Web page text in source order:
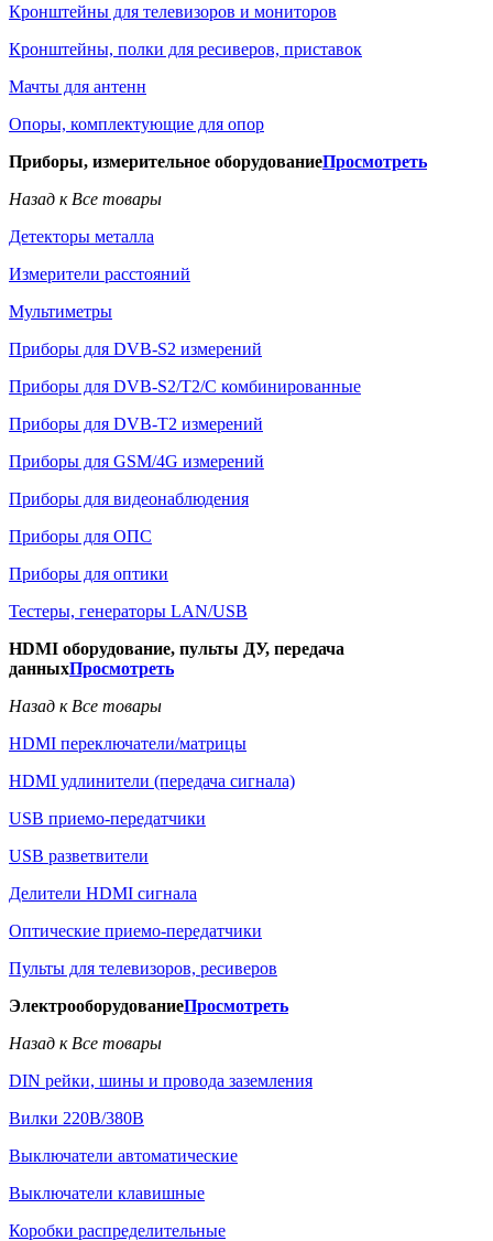
Кронштейны для телевизоров и мониторов
Кронштейны, полки для ресиверов, приставок
Мачты для антенн
Опоры, комплектующие для опор
Приборы, измерительное оборудованиеПросмотреть
Назад к Все товары
Детекторы металла
Измерители расстояний
Мультиметры
Приборы для DVB-S2 измерений
Приборы для DVB-S2/T2/C комбинированные
Приборы для DVB-T2 измерений
Приборы для GSM/4G измерений
Приборы для видеонаблюдения
Приборы для ОПС
Приборы для оптики
Тестеры, генераторы LAN/USB
HDMI оборудование, пульты ДУ, передача
данныхПросмотреть
Назад к Все товары
HDMI переключатели/матрицы
HDMI удлинители (передача сигнала)
USB приемо-передатчики
USB разветвители
Делители HDMI сигнала
Оптические приемо-передатчики
Пульты для телевизоров, ресиверов
ЭлектрооборудованиеПросмотреть
Назад к Все товары
DIN рейки, шины и провода заземления
Вилки 220В/380В
Выключатели автоматические
Выключатели клавишные
Коробки распределительные